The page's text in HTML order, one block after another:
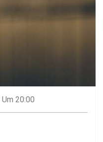
Um 20:00